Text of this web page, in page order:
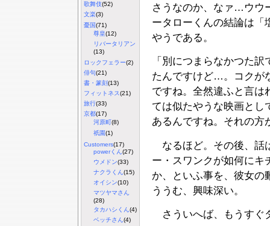
歌舞伎(52)
文楽(3)
憂国(71)
尊皇(12)
リバータリアン
(13)
ロックフェラー(2)
俳句(21)
書・篆刻(13)
フィットネス(21)
旅行(33)
京都(17)
河原町 (8)
祇園(1)
Customers(17)
powerくん (27)
ウメドン(33)
ナクラくん (15)
オイシン(10)
マツヤマさん
(28)
タカハシくん(4)
ベッチさん(4)
さうなのか、なァ…ウウ
ータローくんの結論は「
やうである。
「別につまらなかつた
たんですけど…。コクが
ですね。全然違ふと言は
ては似たやうな映画とし
あるんですね。それの方
なるほど。その後、話
ー・スワンクが如何にキ
か、といふ事を、彼女の
ううむ、興味深い。
さういへば、もうすぐ